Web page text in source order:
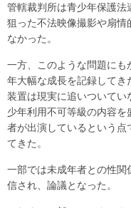
管轄裁判所は青少年保護
狙った不法映像撮影や扇情
なかった。
一方、このような問題に
年大幅な成長を記録してき
装置は現実に追いついて
少年利用不可等級の内容
者が出演しているという
てきた。
一部では未成年者との性
信され、論議となった。